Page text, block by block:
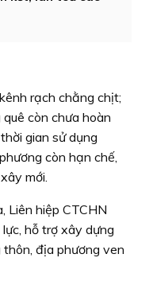
rạch chằng chịt;
còn chưa hoàn
gian sử dụng
còn hạn chế,
mới.
Liên hiệp CTCHN
hỗ trợ xây dựng
địa phương ven